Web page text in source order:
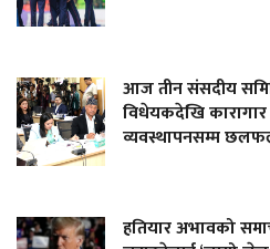
आज तीन संसदीय
विधेयकदेखि कारागार
व्यवस्थापनसम्म
हतियार अभावको